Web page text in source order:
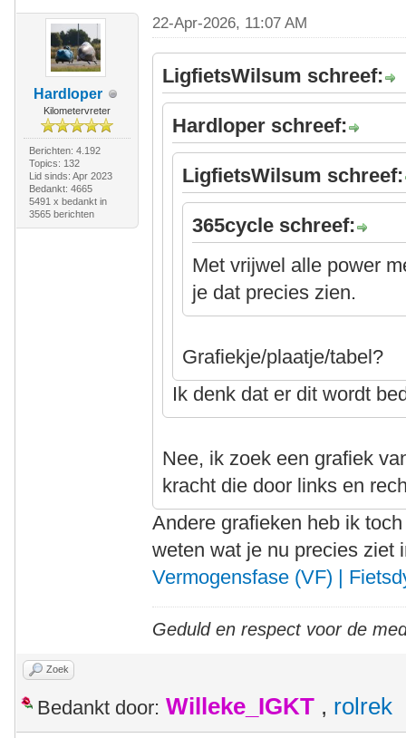
Hardloper
Kilometervreter
Berichten: 4.192
Topics: 132
Lid sinds: Apr 2023
Bedankt: 4665
5491 x bedankt in
3565 berichten
22-Apr-2026, 11:07 AM
LigfietsWilsum schreef:
Hardloper schreef:
LigfietsWilsum schreef:
365cycle schreef:
Met vrijwel alle power
je dat precies zien.
Grafiekje/plaatje/tabel?
Ik denk dat er dit wordt
Nee, ik zoek een grafiek
kracht die door links en
Andere grafieken heb ik
weten wat je nu precies ziet
Vermogensfase (VF) |
Geduld en respect voor de
Zoek
Bedankt door: Willeke_IGKT , rolrek